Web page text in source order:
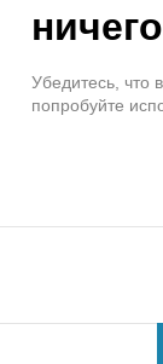
Убедитесь, что
попробуйте